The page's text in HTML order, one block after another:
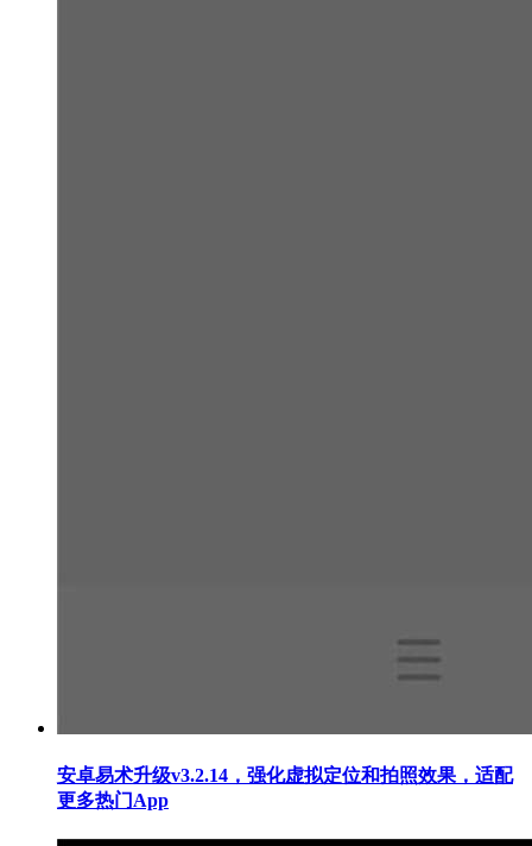
安卓易术升级v3.2.14，强化虚拟定位和拍照效果，适配
更多热门App